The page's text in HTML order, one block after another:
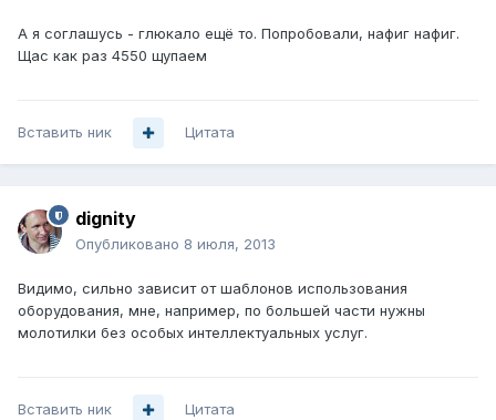
А я соглашусь - глюкало ещё то. Попробовали, нафиг нафиг.
Щас как раз 4550 щупаем
Вставить ник Цитата
dignity
Опубликовано 8 июля, 2013
Видимо, сильно зависит от шаблонов использования
оборудования, мне, например, по большей части нужны
молотилки без особых интеллектуальных услуг.
Вставить ник Цитата